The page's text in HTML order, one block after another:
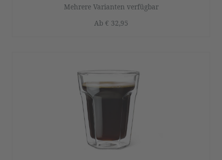
Mehrere Varianten verfügbar
Ab € 32,95